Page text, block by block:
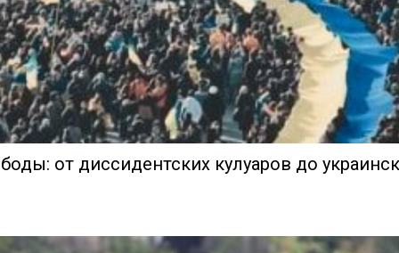
от диссидентских кулуаров до